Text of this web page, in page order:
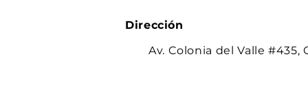
Dirección
Av. Colonia del Valle #435,